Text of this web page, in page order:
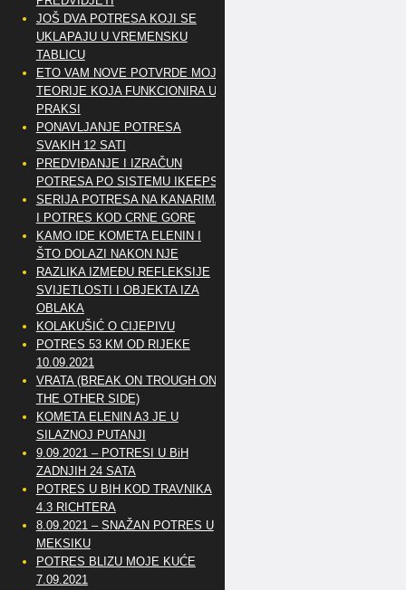
JOŠ DVA POTRESA KOJI SE
UKLAPAJU U VREMENSKU
TABLICU
ETO VAM NOVE POTVRDE MOJE
TEORIJE KOJA FUNKCIONIRA U
PRAKSI
PONAVLJANJE POTRESA
SVAKIH 12 SATI
PREDVIĐANJE I IZRAČUN
POTRESA PO SISTEMU IKEEPS
SERIJA POTRESA NA KANARIMA
I POTRES KOD CRNE GORE
KAMO IDE KOMETA ELENIN I
ŠTO DOLAZI NAKON NJE
RAZLIKA IZMEĐU REFLEKSIJE
SVIJETLOSTI I OBJEKTA IZA
OBLAKA
KOLAKUŠIĆ O CIJEPIVU
POTRES 53 KM OD RIJEKE
10.09.2021
VRATA (BREAK ON TROUGH ON
THE OTHER SIDE)
KOMETA ELENIN A3 JE U
SILAZNOJ PUTANJI
9.09.2021 – POTRESI U BiH
ZADNJIH 24 SATA
POTRES U BIH KOD TRAVNIKA
4.3 RICHTERA
8.09.2021 – SNAŽAN POTRES U
MEKSIKU
POTRES BLIZU MOJE KUĆE
7.09.2021